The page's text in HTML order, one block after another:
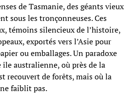
de Tasmanie, des géants vieux
sous les tronçonneuses. Ces
témoins silencieux de l’histoire,
exportés vers l’Asie pour
ou emballages. Un paradoxe
île australienne, où près de la
recouvert de forêts, mais où la
faiblit pas.